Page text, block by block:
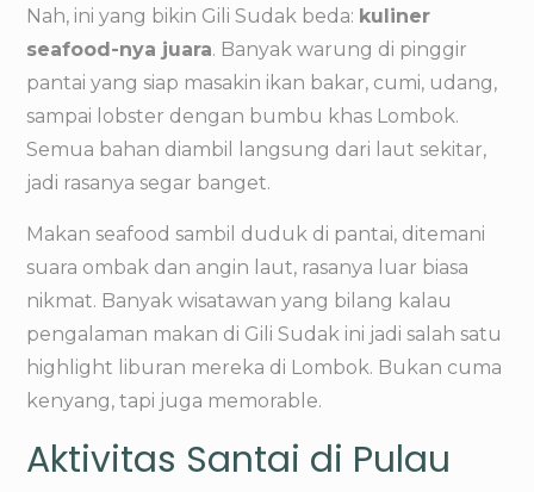
Nah, ini yang bikin Gili Sudak beda: kuliner
seafood-nya juara. Banyak warung di pinggir
pantai yang siap masakin ikan bakar, cumi, udang,
sampai lobster dengan bumbu khas Lombok.
Semua bahan diambil langsung dari laut sekitar,
jadi rasanya segar banget.
Makan seafood sambil duduk di pantai, ditemani
suara ombak dan angin laut, rasanya luar biasa
nikmat. Banyak wisatawan yang bilang kalau
pengalaman makan di Gili Sudak ini jadi salah satu
highlight liburan mereka di Lombok. Bukan cuma
kenyang, tapi juga memorable.
Aktivitas Santai di Pulau